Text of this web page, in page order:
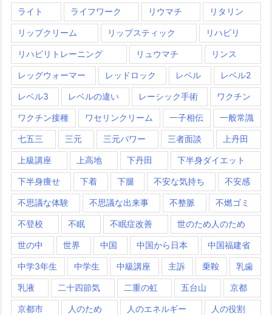
ライト ライフワーク リウマチ リタリン
リップクリーム リップスティック リハビリ
リハビリトレーニング リュウマチ リンス
レッグウォーマー レッドロック レベル レベル2
レベル3 レベルの違い レーシック手術 ワクチン
ワクチン接種 ワセリンクリーム 一子相伝 一般常識
七五三 三元 三元パワー 三者面談 上丹田
上級講座 上高地 下丹田 下半身ダイエット
下半身痩せ 下着 下腿 不安な気持ち 不安感
不思議な体験 不思議な出来事 不整脈 不燃ゴミ
不登校 不眠 不眠症改善 世のため人のため
世の中 世界 中国 中国から日本 中国福建省
中学3年生 中学生 中級講座 主訴 乗鞍 乳歯
乳液 二十四節気 二重の虹 五台山 京都
京都市 人のため 人のエネルギー 人の役割